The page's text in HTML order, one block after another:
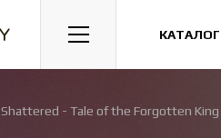
Гонки Казуальные
Shattered - Tale of the Forgotten King